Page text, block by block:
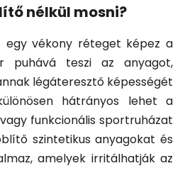
nélkül mosni?
egy vékony réteget képez a
puhává teszi az anyagot,
légáteresztő képességét
hátrányos lehet a
funkcionális sportruházat
szintetikus anyagokat és
amelyek irritálhatják az